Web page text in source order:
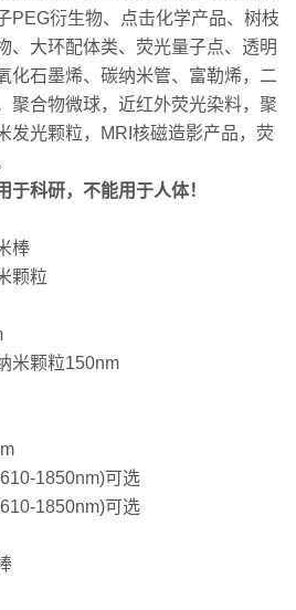
PEG衍生物、点击化学产品、树枝
、大环配体类、荧光量子点、透明
化石墨烯、碳纳米管、富勒烯，二
聚合物微球，近红外荧光染料，聚
发光颗粒，MRI核磁造影产品，荧
于科研，不能用于人体！
棒
颗粒
米颗粒150nm
1850nm)可选
1850nm)可选